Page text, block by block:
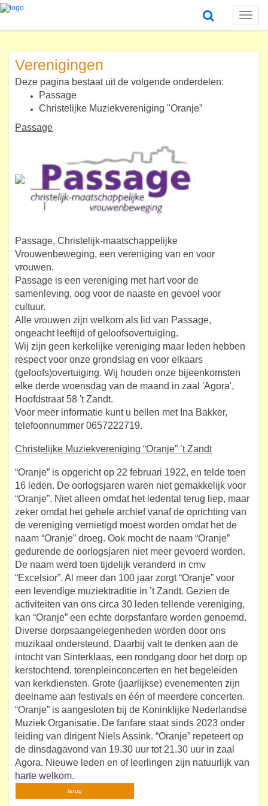
Toggle
Verenigingen
Deze pagina bestaat uit de volgende onderdelen:
Passage
Christelijke Muziekvereniging "Oranje”
Passage
Passage, Christelijk-maatschappelijke
Vrouwenbeweging, een vereniging van en voor
vrouwen.
Passage is een vereniging met hart voor de
samenleving, oog voor de naaste en gevoel voor
cultuur.
Alle vrouwen zijn welkom als lid van Passage,
ongeacht leeftijd of geloofsovertuiging.
Wij zijn geen kerkelijke vereniging maar leden hebben
respect voor onze grondslag en voor elkaars
(geloofs)overtuiging. Wij houden onze bijeenkomsten
elke derde woensdag van de maand in zaal 'Agora',
Hoofdstraat 58 't Zandt.
Voor meer informatie kunt u bellen met Ina Bakker,
telefoonnummer 0657222719.
Christelijke Muziekvereniging “Oranje” ’t Zandt
“Oranje” is opgericht op 22 februari 1922, en telde toen
16 leden. De oorlogsjaren waren niet gemakkelijk voor
“Oranje”. Niet alleen omdat het ledental terug liep, maar
zeker omdat het gehele archief vanaf de oprichting van
de vereniging vernietigd moest worden omdat het de
naam “Oranje” droeg. Ook mocht de naam “Oranje”
gedurende de oorlogsjaren niet meer gevoerd worden.
De naam werd toen tijdelijk veranderd in cmv
“Excelsior”. Al meer dan 100 jaar zorgt “Oranje” voor
een levendige muziektraditie in ’t Zandt. Gezien de
activiteiten van ons circa 30 leden tellende vereniging,
kan “Oranje” een echte dorpsfanfare worden genoemd.
Diverse dorpsaangelegenheden worden door ons
muzikaal ondersteund. Daarbij valt te denken aan de
intocht van Sinterklaas, een rondgang door het dorp op
kerstochtend, torenpleinconcerten en het begeleiden
van kerkdiensten. Grote (jaarlijkse) evenementen zijn
deelname aan festivals en één of meerdere concerten.
“Oranje” is aangesloten bij de Koninklijke Nederlandse
Muziek Organisatie. De fanfare staat sinds 2023 onder
leiding van dirigent Niels Assink. “Oranje” repeteert op
de dinsdagavond van 19.30 uur tot 21.30 uur in zaal
Agora. Nieuwe leden en of leerlingen zijn natuurlijk van
harte welkom.
terug